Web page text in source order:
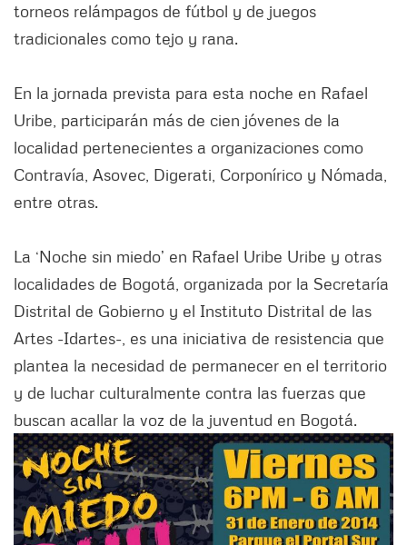
torneos relámpagos de fútbol y de juegos
tradicionales como tejo y rana.
En la jornada prevista para esta noche en Rafael
Uribe, participarán más de cien jóvenes de la
localidad pertenecientes a organizaciones como
Contravía, Asovec, Digerati, Corponírico y Nómada,
entre otras.
La ‘Noche sin miedo’ en Rafael Uribe Uribe y otras
localidades de Bogotá, organizada por la Secretaría
Distrital de Gobierno y el Instituto Distrital de las
Artes -Idartes-, es una iniciativa de resistencia que
plantea la necesidad de permanecer en el territorio
y de luchar culturalmente contra las fuerzas que
buscan acallar la voz de la juventud en Bogotá.